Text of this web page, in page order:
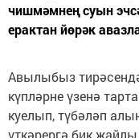
чишмәмнең суын
ерактан йөрәк
Авылыбыз
күпләрне үзенә
куелып, түбәләп
үткәрергә бик